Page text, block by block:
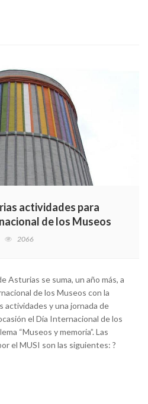
actividades para
de los Museos
2066
Asturias se suma, un año más, a
de los Museos con la
actividades y una jornada de
el Día Internacional de los
“Museos y memoria”. Las
el MUSI son las siguientes: ?